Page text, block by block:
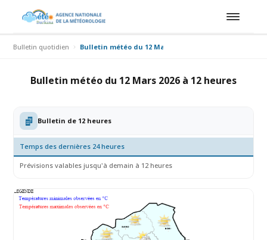
Bulletin quotidien Bulletin météo du 12 Mars 2026 à 12 heures
Bulletin météo du 12 Mars 2026 à 12 heures
Bulletin de 12 heures
Temps des dernières 24 heures
Prévisions valables jusqu'à demain à 12 heures